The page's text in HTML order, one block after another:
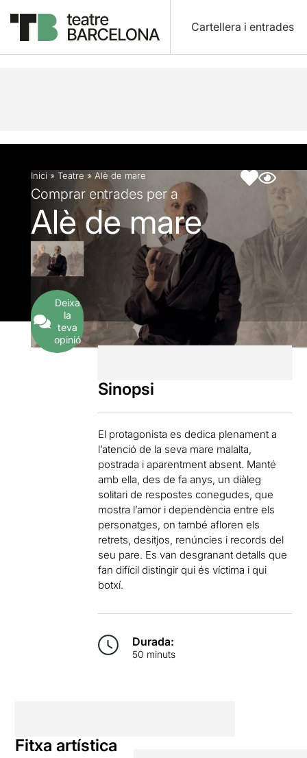
Cartellera i entrades
Descripció Fitxa artística Fotos i vídeos
Inici » Teatre » Alè de mare
Comprar entrades per a
Alè de mare
Deixa
la
teva
opinió
Sinopsi
El protagonista es dedica plenament a
l’atenció de la seva mare malalta,
postrada i aparentment absent. Manté
amb ella, des de fa anys, un diàleg
solitari de respostes conegudes, que
mostra l’amor i dependència entre els
personatges, on també afloren els
retrets, desitjos, renúncies i records del
seu pare. Es van desgranant detalls que
fan difícil distingir qui és víctima i qui
botxí.
Durada:
50 minuts
Fitxa artística